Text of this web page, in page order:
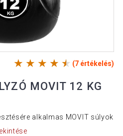
(7 értékelés)
MOVIT 12 KG
alkalmas MOVIT súlyok